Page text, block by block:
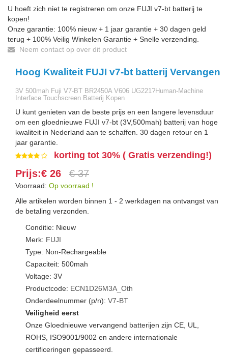
U hoeft zich niet te registreren om onze FUJI v7-bt batterij te
kopen!
Onze garantie: 100% nieuw + 1 jaar garantie + 30 dagen geld
terug + 100% Veilig Winkelen Garantie + Snelle verzending.
Neem contact op over dit product
Hoog Kwaliteit FUJI v7-bt batterij Vervangen
3V 500mah Fuji V7-BT BR2450A V606 UG221?Human-Machine
Interface Touchscreen Batterij Kopen
U kunt genieten van de beste prijs en een langere levensduur
om een gloednieuwe FUJI v7-bt (3V,500mah) batterij van hoge
kwaliteit in Nederland aan te schaffen. 30 dagen retour en 1
jaar garantie.
korting tot 30% ( Gratis verzending!)
Prijs:€ 26 € 37
Voorraad: Op voorraad !
Alle artikelen worden binnen 1 - 2 werkdagen na ontvangst van
de betaling verzonden.
Conditie: Nieuw
Merk: FUJI
Type: Non-Rechargeable
Capaciteit: 500mah
Voltage: 3V
Productcode: ECN1D26M3A_Oth
Onderdeelnummer (p/n): V7-BT
Veiligheid eerst
Onze Gloednieuwe vervangend batterijen zijn CE, UL,
ROHS, ISO9001/9002 en andere internationale
certificeringen gepasseerd.